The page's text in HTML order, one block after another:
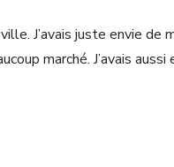
J’avais juste envie de
marché. J’avais